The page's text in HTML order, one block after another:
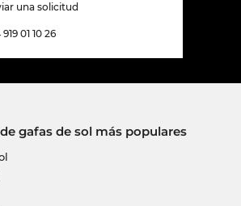
una solicitud
01 10 26
gafas de sol más populares